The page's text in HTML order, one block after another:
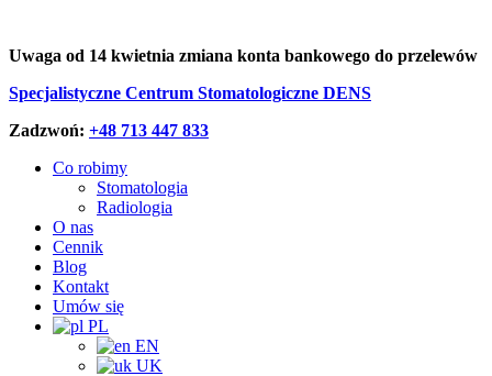
Uwaga od 14 kwietnia zmiana konta bankowego do przelewów
Specjalistyczne Centrum Stomatologiczne DENS
Zadzwoń: +48 713 447 833
Co robimy
Stomatologia
Radiologia
O nas
Cennik
Blog
Kontakt
Umów się
PL
EN
UK